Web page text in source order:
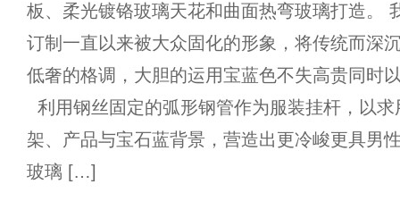
板、柔光镀铬玻璃天花和曲面热弯玻璃打造。
订制一直以来被大众固化的形象，将传统而深
低奢的格调，大胆的运用宝蓝色不失高贵同时
利用钢丝固定的弧形钢管作为服装挂杆，以
架、产品与宝石蓝背景，营造出更冷峻更具男
玻璃 […]